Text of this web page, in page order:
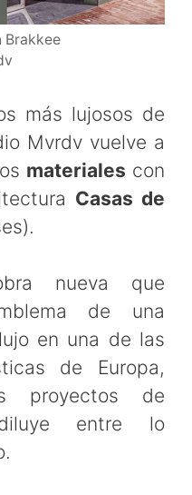
Brakkee
más lujosos de
Mvrdv vuelve a
materiales con
Casas de
nueva que
de una
en una de las
de Europa,
proyectos de
entre lo